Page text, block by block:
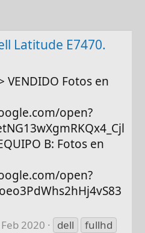
Latitude E7470.
VENDIDO Fotos en
open?
B: Fotos en
open?
2020 dell
fullhd